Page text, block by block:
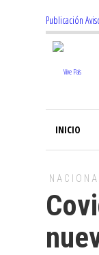
Publicación
INICIO
NACIONAL